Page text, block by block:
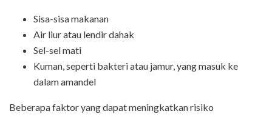
Sisa-sisa makanan
Air liur atau lendir dahak
Sel-sel mati
Kuman, seperti bakteri atau jamur, yang masuk ke
dalam amandel
Beberapa faktor yang dapat meningkatkan risiko